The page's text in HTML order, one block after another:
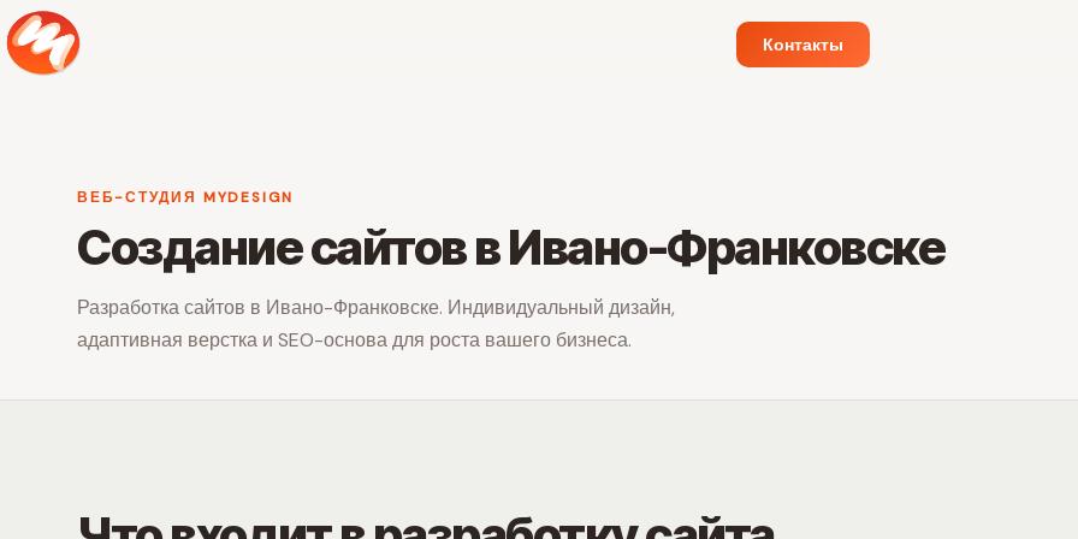
Контакты
ВЕБ-СТУДИЯ MYDESIGN
Создание сайтов в Ивано-Франковске
Разработка сайтов в Ивано-Франковске. Индивидуальный дизайн,
адаптивная верстка и SEO-основа для роста вашего бизнеса.